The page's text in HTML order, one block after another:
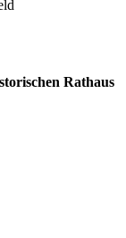
Rathaus